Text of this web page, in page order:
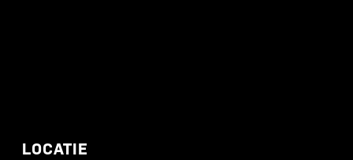
LOCATIE